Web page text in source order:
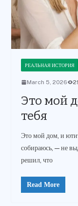
РЕАЛЬНАЯ ИСТОРИЯ
March 5, 2026
Это мой
тебя
Это мой дом, и
собираюсь, — не
решил, что
Read More